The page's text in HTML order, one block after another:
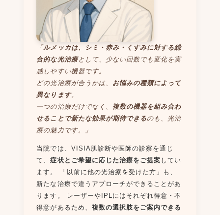
「ルメッカは、シミ・赤み・くすみに対する総
合的な光治療として、少ない回数でも変化を実
感しやすい機器です。
どの光治療が合うかは、 お悩みの種類によって
異なります。
一つの治療だけでなく、 複数の機器を組み合わ
せることで新たな効果が期待できるのも、光治
療の魅力です。」
当院では、VISIA肌診断や医師の診察を通じ
て、症状とご希望に応じた治療をご提案 してい
ます。 「以前に他の光治療を受けた方」も、
新たな治療で違うアプローチができることがあ
ります。 レーザーやIPLにはそれぞれ得意・不
得意があるため、 複数の選択肢をご案内できる